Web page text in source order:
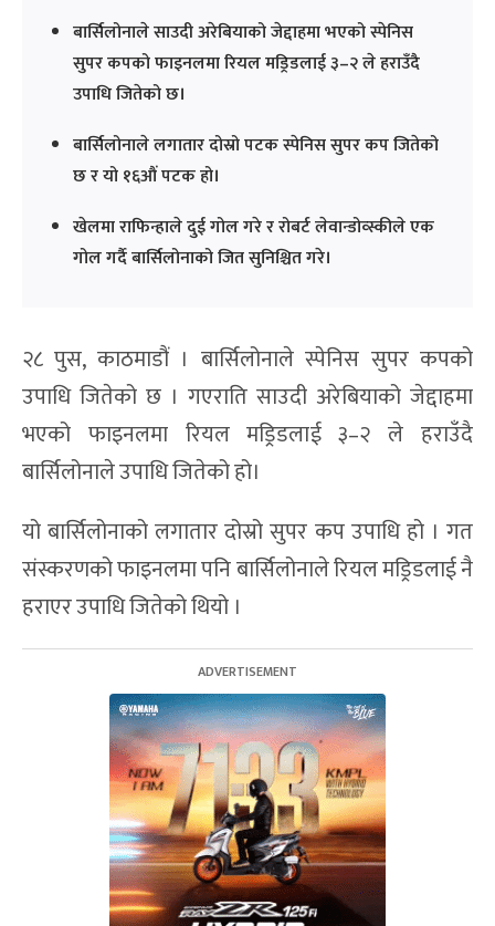
बार्सिलोनाले साउदी अरेबियाको जेद्दाहमा भएको स्पेनिस
सुपर कपको फाइनलमा रियल मड्रिडलाई ३–२ ले हराउँदै
उपाधि जितेको छ।
बार्सिलोनाले लगातार दोस्रो पटक स्पेनिस सुपर कप जितेको
छ र यो १६औं पटक हो।
खेलमा राफिन्हाले दुई गोल गरे र रोबर्ट लेवान्डोव्स्कीले एक
गोल गर्दै बार्सिलोनाको जित सुनिश्चित गरे।
२८ पुस, काठमाडौं । बार्सिलोनाले स्पेनिस सुपर कपको
उपाधि जितेको छ । गएराति साउदी अरेबियाको जेद्दाहमा
भएको फाइनलमा रियल मड्रिडलाई ३–२ ले हराउँदै
बार्सिलोनाले उपाधि जितेको हो।
यो बार्सिलोनाको लगातार दोस्रो सुपर कप उपाधि हो । गत
संस्करणको फाइनलमा पनि बार्सिलोनाले रियल मड्रिडलाई नै
हराएर उपाधि जितेको थियो ।